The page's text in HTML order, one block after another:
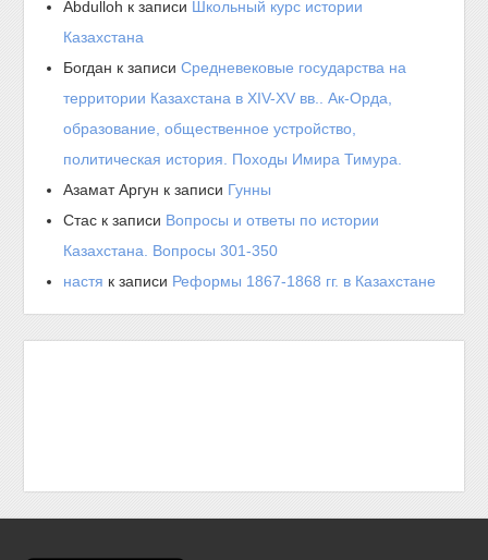
Abdulloh к записи Школьный курс истории
Казахстана
Богдан к записиСредневековые государства на
территории Казахстана в XIV-XV вв.. Ак-Орда,
образование, общественное устройство,
политическая история. Походы Имира Тимура.
Азамат Аргун к записи Гунны
Стас к записи Вопросы и ответы по истории
Казахстана. Вопросы 301-350
настя к записи Реформы 1867-1868 гг. в Казахстане